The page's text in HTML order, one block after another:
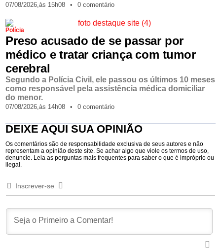
07/08/2026,às 15h08 • 0 comentário
Polícia
Preso acusado de se passar por
médico e tratar criança com tumor
cerebral
Segundo a Polícia Civil, ele passou os últimos 10 meses
como responsável pela assistência médica domiciliar
do menor.
07/08/2026,às 14h08 • 0 comentário
DEIXE AQUI SUA OPINIÃO
Os comentários são de responsabilidade exclusiva de seus autores e não
representam a opinião deste site. Se achar algo que viole os termos de uso,
denuncie. Leia as perguntas mais frequentes para saber o que é impróprio ou
ilegal.
Inscrever-se